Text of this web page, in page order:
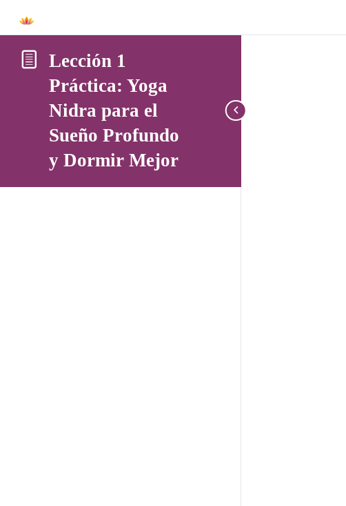
Lección 1
Práctica: Yoga
Nidra para el
Sueño Profundo
y Dormir Mejor